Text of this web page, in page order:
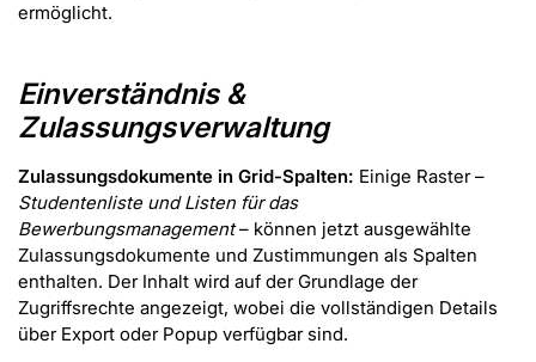
ermöglicht.
Einverständnis &
Zulassungsverwaltung
Zulassungsdokumente in Grid-Spalten: Einige Raster –
Studentenliste und Listen für das
Bewerbungsmanagement– können jetzt ausgewählte
Zulassungsdokumente und Zustimmungen als Spalten
enthalten. Der Inhalt wird auf der Grundlage der
Zugriffsrechte angezeigt, wobei die vollständigen Details
über Export oder Popup verfügbar sind.